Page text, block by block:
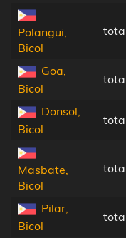
Polangui,
Bicol
Goa,
Bicol
Donsol,
Bicol
Masbate,
Bicol
Pilar,
Bicol